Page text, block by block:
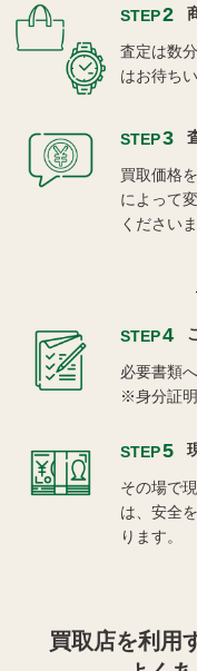
STEP2
査定は数
はお待ち
STEP3
買取価格
によって
くださいま
STEP4
必要書類
※身分証明
STEP5
その場で
は、安全
ります。
買取店を利用